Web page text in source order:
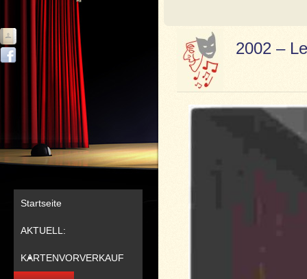
Startseite
AKTUELL:
KARTENVORVERKAUF
2002 –